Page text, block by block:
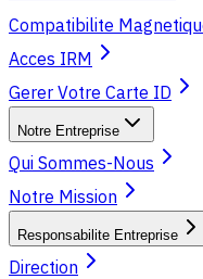
Compatibilite
Acces IRM
Gerer Votre Carte ID
Notre Entreprise
Qui Sommes-Nous
Notre Mission
Responsabilite Entreprise
Direction